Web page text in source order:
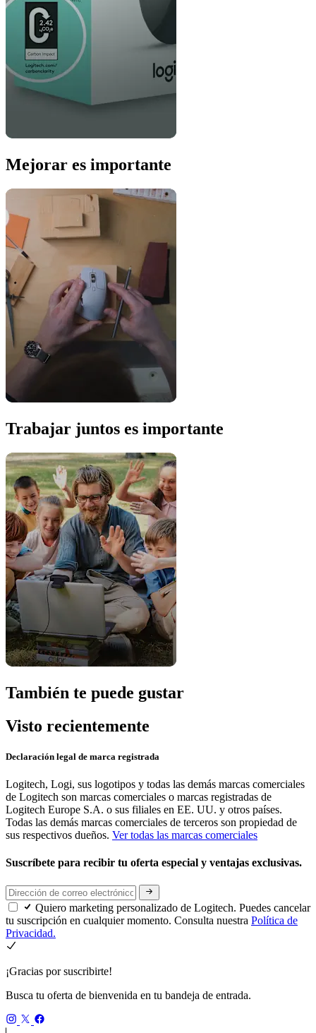
Mejorar es importante
Trabajar juntos es importante
También te puede gustar
Visto recientemente
Declaración legal de marca registrada
Logitech, Logi, sus logotipos y todas las demás marcas comerciales
de Logitech son marcas comerciales o marcas registradas de
Logitech Europe S.A. o sus filiales en EE. UU. y otros países.
Todas las demás marcas comerciales de terceros son propiedad de
sus respectivos dueños. Ver todas las marcas comerciales
Suscríbete para recibir tu oferta especial y ventajas exclusivas.
Quiero marketing personalizado de Logitech. Puedes cancelar
tu suscripción en cualquier momento. Consulta nuestra Política de
Privacidad.
¡Gracias por suscribirte!
Busca tu oferta de bienvenida en tu bandeja de entrada.